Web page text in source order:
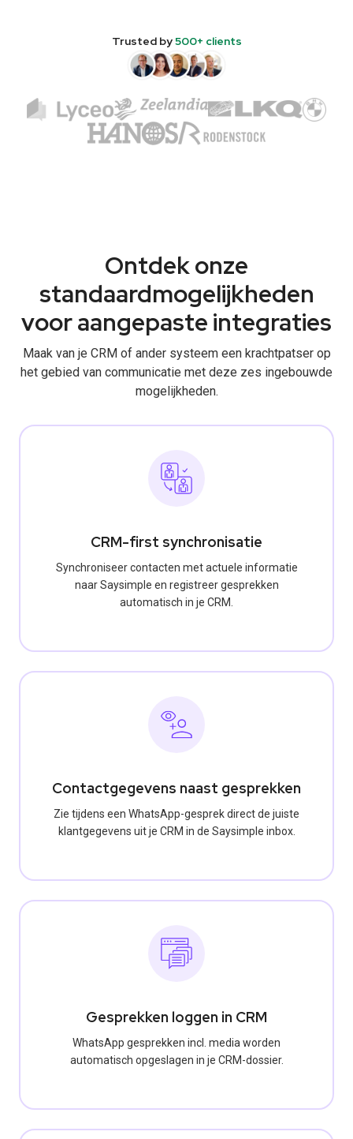
Trusted by500+ clients
Ontdek onze
standaardmogelijkheden
voor aangepaste integraties
Maak van je CRM of ander systeem een krachtpatser op
het gebied van communicatie met deze zes ingebouwde
mogelijkheden.
CRM-first synchronisatie
Synchroniseer contacten met actuele informatie
naar Saysimple en registreer gesprekken
automatisch in je CRM.
Contactgegevens naast gesprekken
Zie tijdens een WhatsApp-gesprek direct de juiste
klantgegevens uit je CRM in de Saysimple inbox.
Gesprekken loggen in CRM
WhatsApp gesprekken incl. media worden
automatisch opgeslagen in je CRM-dossier.